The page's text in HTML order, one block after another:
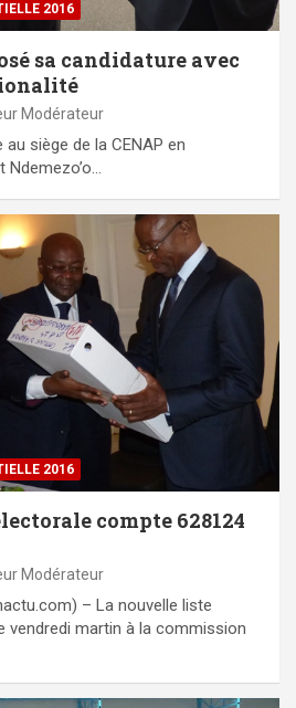
2016
sa candidature avec
Modérateur
siège de la CENAP en
Ndemezo’o…
2016
compte 628124
Modérateur
– La nouvelle liste
vendredi martin à la commission